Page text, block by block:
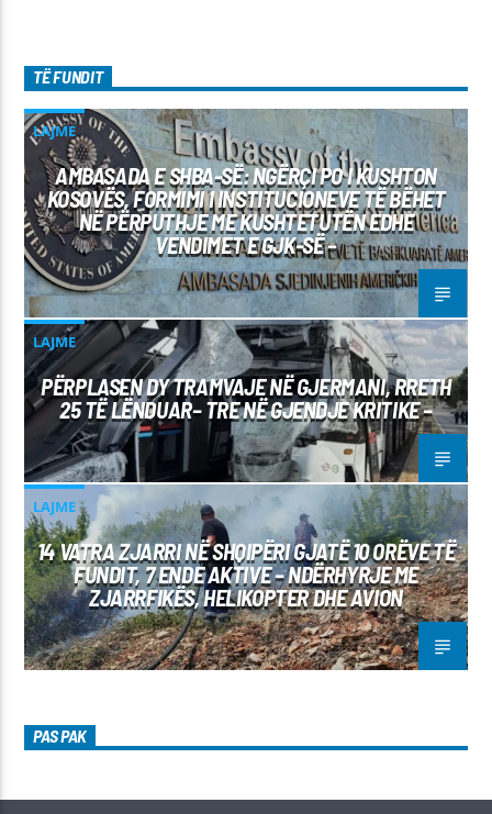
TË FUNDIT
LAJME
AMBASADA E SHBA-SË: NGËRÇI PO I KUSHTON
KOSOVËS, FORMIMI I INSTITUCIONEVE TË BËHET
NË PËRPUTHJE ME KUSHTETUTËN EDHE
VENDIMET E GJK-SË –
LAJME
PËRPLASEN DY TRAMVAJE NË GJERMANI, RRETH
25 TË LËNDUAR– TRE NË GJENDJE KRITIKE –
LAJME
14 VATRA ZJARRI NË SHQIPËRI GJATË 10 ORËVE TË
FUNDIT, 7 ENDE AKTIVE – NDËRHYRJE ME
ZJARRFIKËS, HELIKOPTER DHE AVION
PAS PAK